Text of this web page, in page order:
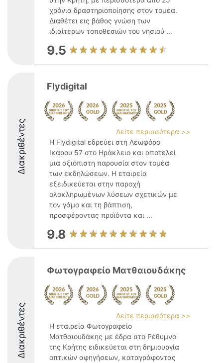
χρόνια δραστηριοποίησης στον τομέα.
Διαθέτει εις βάθος γνώση των
ιδιαίτερων τοποθεσιών του νησιού ...
9.5
Διακριθέντες
Flydigital
Δείτε περισσότερα >>
Η Flydigital εδρεύει στη Λεωφόρο
Ικάρου 57 στο Ηράκλειο και αποτελεί
μια αξιόπιστη παρουσία στον τομέα
των εκδηλώσεων. Η εταιρεία
εξειδικεύεται στην παροχή
ολοκληρωμένων λύσεων σχετικών με
τον γάμο και τη βάπτιση,
προσφέροντας προϊόντα και ...
9.8
Διακριθέντες
Φωτογραφείο Ματθαιουδάκης
Δείτε περισσότερα >>
Η εταιρεία Φωτογραφείο
Ματθαιουδάκης με έδρα στο Ρέθυμνο
της Κρήτης ειδικεύεται στη δημιουργία
οπτικών αφηγήσεων, καταγράφοντας